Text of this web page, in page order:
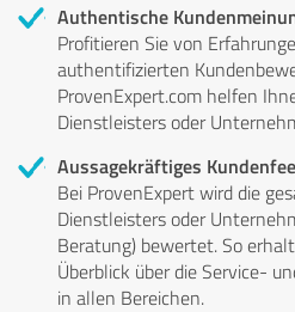
Authentische
Profitieren Sie von
authentifizierten
ProvenExpert.com helfen
Dienstleisters oder
Aussagekräftiges
Bei ProvenExpert wird die
Dienstleisters oder
Beratung) bewertet. So
Überblick über die Service-
in allen Bereichen.